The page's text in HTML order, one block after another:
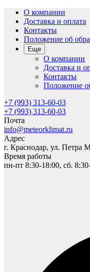
О компании
Доставка и оплата
Контакты
Положение об
Еще
О компании
Доставка и
Контакты
Положение
+7 (993) 313-60-03
+7 (993) 313-60-03
Почта
info@meteorklimat.ru
Адрес
г. Краснодар, ул. Петра
Время работы
пн-пт 8:30-18:00, сб.